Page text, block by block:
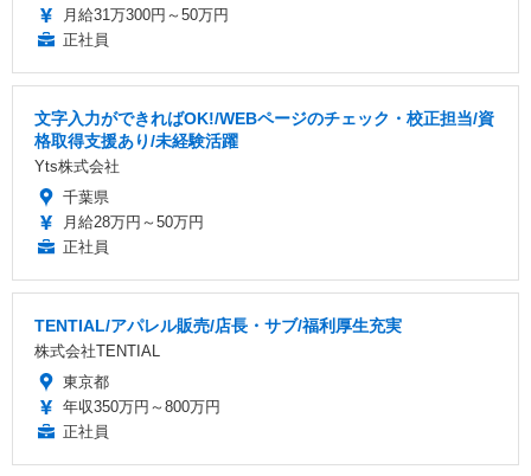
月給31万300円～50万円
正社員
文字入力ができればOK!/WEBページのチェック・校正担当/資
格取得支援あり/未経験活躍
Yts株式会社
千葉県
月給28万円～50万円
正社員
TENTIAL/アパレル販売/店長・サブ/福利厚生充実
株式会社TENTIAL
東京都
年収350万円～800万円
正社員